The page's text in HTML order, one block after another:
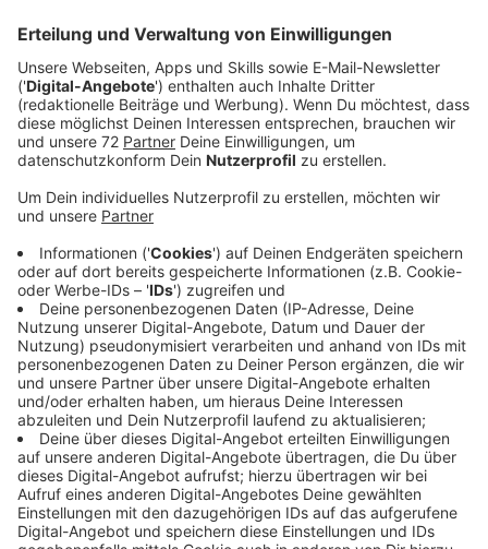
Anzeige
In Neuseeland ist Benee natürlich eine Nummer.
Veröffentlicht sie neue Singles, gibt es auf Streaming-
Portalen häufig passable Aufrufzahlen. Das hat sich
nun völlig geändert. Denn "Supalonely" geht durch die
Decke. Der Song ist nämlich von einem Tik-Tok-Star -
dem absoluten In-Social-Media zurzeit - für einen
Tanz übernommen worden.
Anzeige
Seitdem schießen die Zahlen in die Höhe. Der Indie-
Pop-Song mit etwas Upbeat und Lo-Fi-Disko-
Elemente, ist weltweit in den Charts und die junge